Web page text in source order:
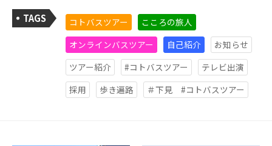
TAGS コトバスツアー
こころの旅人
オンラインバスツアー
自己紹介
お知らせ
ツアー紹介
#コトバスツアー
テレビ出演
採用
歩き遍路 ＃下見 #コトバスツアー